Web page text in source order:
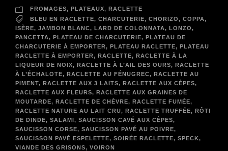
FROMAGES, PLATEAUX, RACLETTE
BLEU EN RACLETTE, CHARCUTERIE, CHORIZO, COPPA,
ISÈRE, JAMBON BLANC, LARD DE COLONNATA, LONZO,
PANCETTA, PLATEAU DE CHARCUTERIE, PLATEAU DE
CHARCUTERIE À EMPORTER, PLATEAU RACLETTE, PLATEAU
RACLETTE À EMPORTER, RACLETTE, RACLETTE À LA
LIQUEUR DE NOIX, RACLETTE À L’AIL DES OURS, RACLETTE
À L’ÉCHALOTE, RACLETTE AU FÉNUGREC, RACLETTE AU
PIMENT, RACLETTE AUX 3 LAITS, RACLETTE AUX CÈPES,
RACLETTE AUX FLEURS, RACLETTE AUX GRAINES DE
MOUTARDE, RACLETTE DE CHÈVRE, RACLETTE FUMÉE,
RACLETTE NATURE AU LAIT CRU, RACLETTE TRUFFÉE, RÔTI
DE DINDE, SALAMI, SAUCISSON CAVÉ AUX CÈPES,
SAUCISSON CORSE, SAUCISSON PAVÉ AU POIVRE,
SAUCISSON PAVÉ ESPELETTE, SOIRÉE RACLETTE, SPECK,
VIANDE DES GRISONS, VOIRON